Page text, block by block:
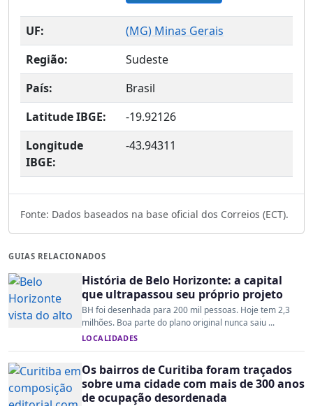
UF: (MG) Minas Gerais
Região:
Sudeste
País:
Brasil
Latitude IBGE:
-19.92126
Longitude
IBGE:
-43.94311
Fonte: Dados baseados na base oficial dos Correios (ECT).
GUIAS RELACIONADOS
História de Belo Horizonte: a capital
que ultrapassou seu próprio projeto
BH foi desenhada para 200 mil pessoas. Hoje tem 2,3
milhões. Boa parte do plano original nunca saiu ...
LOCALIDADES
Os bairros de Curitiba foram traçados
sobre uma cidade com mais de 300 anos
de ocupação desordenada